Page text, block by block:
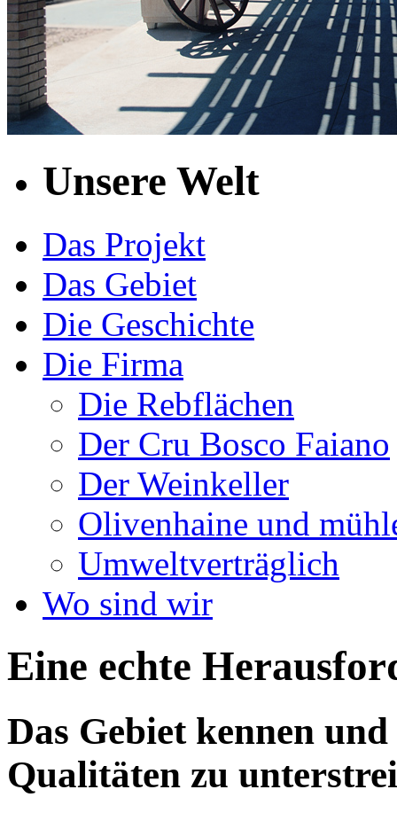
Unsere Welt
Das Projekt
Das Gebiet
Die Geschichte
Die Firma
Die Rebflächen
Der Cru Bosco Faiano
Der Weinkeller
Olivenhaine und
Umweltverträglich
Wo sind wir
Eine echte
Das Gebiet kennen
Qualitäten zu